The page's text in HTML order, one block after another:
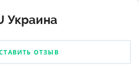
Украина
ОТЗЫВ